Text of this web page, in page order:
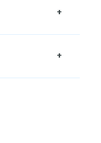
+
+